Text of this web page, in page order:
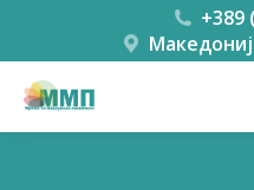
+389